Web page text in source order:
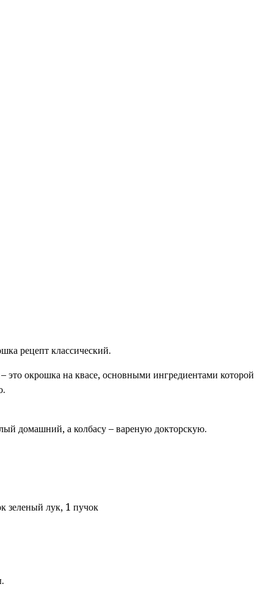
рецепт классический.
окрошка на квасе, основными ингредиентами которой
домашний, а колбасу – вареную докторскую.
зеленый лук, 1 пучок